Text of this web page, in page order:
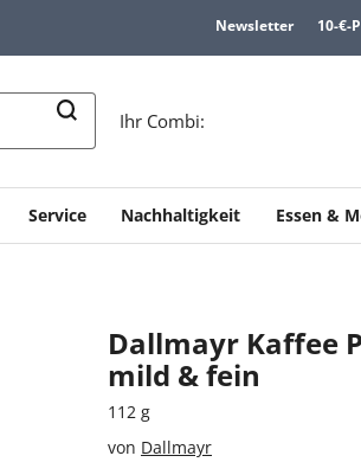
Newsletter 10-€-
Ihr Combi:
Service Nachhaltigkeit Essen &
Dallmayr Kaffee
mild & fein
112 g
von Dallmayr